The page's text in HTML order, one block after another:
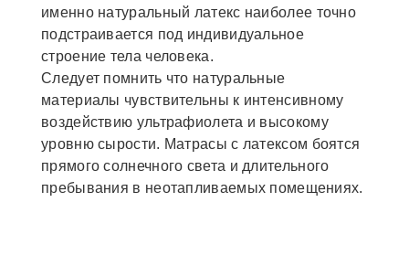
именно натуральный латекс наиболее точно
подстраивается под индивидуальное
строение тела человека.
Следует помнить что натуральные
материалы чувствительны к интенсивному
воздействию ультрафиолета и высокому
уровню сырости. Матрасы с латексом боятся
прямого солнечного света и длительного
пребывания в неотапливаемых помещениях.